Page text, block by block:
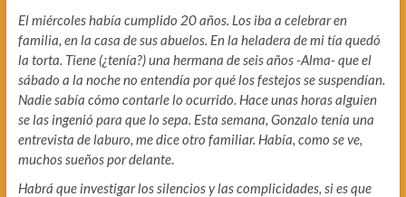
El miércoles había cumplido 20 años. Los iba a celebrar en
familia, en la casa de sus abuelos. En la heladera de mi tía quedó
la torta. Tiene (¿tenía?) una hermana de seis años -Alma- que el
sábado a la noche no entendía por qué los festejos se suspendían.
Nadie sabía cómo contarle lo ocurrido. Hace unas horas alguien
se las ingenió para que lo sepa. Esta semana, Gonzalo tenía una
entrevista de laburo, me dice otro familiar. Había, como se ve,
muchos sueños por delante.
Habrá que investigar los silencios y las complicidades, si es que